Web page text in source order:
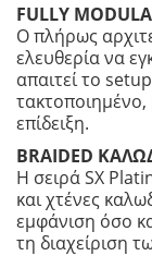
FULLY
Ο πλήρως
ελευθερία να
απαιτεί το
τακτοποιημένο,
επίδειξη.
BRAIDED
Η σειρά SX
και χτένες
εμφάνιση όσο
τη διαχείριση